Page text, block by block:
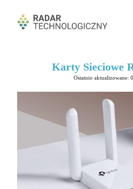
Karty Sieciowe
Ostatnio aktualizowane: